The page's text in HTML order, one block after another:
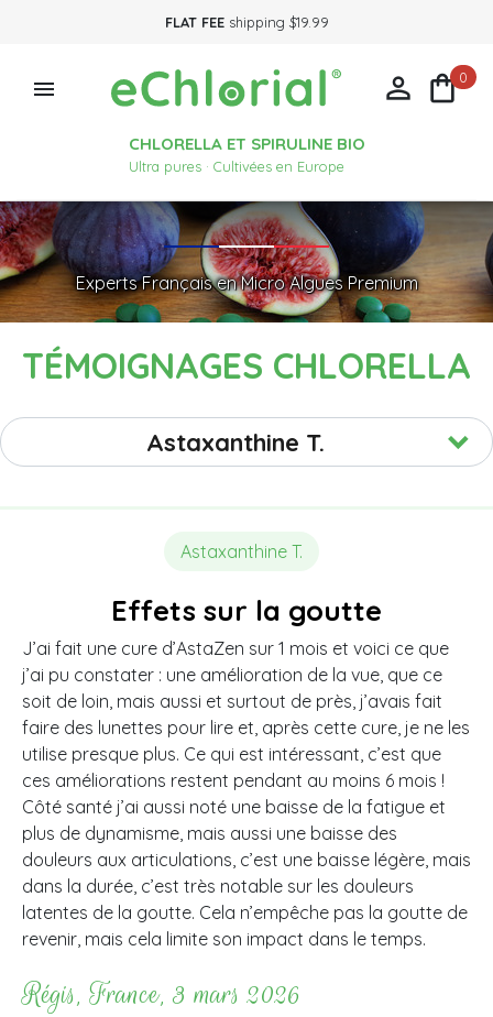
FLAT FEEshipping $19.99

CHLORELLA ET SPIRULINE BIO
Ultra pures · Cultivées en Europe
 0
Experts Français en Micro Algues Premium
TÉMOIGNAGES CHLORELLA
Astaxanthine T.
Astaxanthine T.
Effets sur la goutte
J’ai fait une cure d’AstaZen sur 1 mois et voici ce que
j’ai pu constater : une amélioration de la vue, que ce
soit de loin, mais aussi et surtout de près, j’avais fait
faire des lunettes pour lire et, après cette cure, je ne les
utilise presque plus. Ce qui est intéressant, c’est que
ces améliorations restent pendant au moins 6 mois !
Côté santé j’ai aussi noté une baisse de la fatigue et
plus de dynamisme, mais aussi une baisse des
douleurs aux articulations, c’est une baisse légère, mais
dans la durée, c’est très notable sur les douleurs
latentes de la goutte. Cela n’empêche pas la goutte de
revenir, mais cela limite son impact dans le temps.
Régis, France, 3 mars 2026